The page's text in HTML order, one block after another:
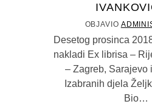
OBJAVIO
Desetog prosinca
nakladi Ex librisa –
– Zagreb, Sarajevo
Izabranih djela
Bio…